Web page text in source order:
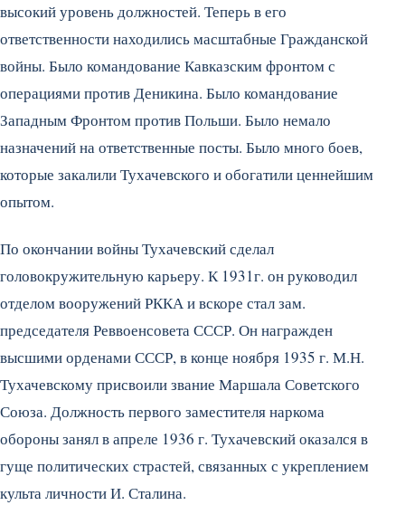
высокий уровень должностей. Теперь в его
ответственности находились масштабные Гражданской
войны. Было командование Кавказским фронтом с
операциями против Деникина. Было командование
Западным Фронтом против Польши. Было немало
назначений на ответственные посты. Было много боев,
которые закалили Тухачевского и обогатили ценнейшим
опытом.
По окончании войны Тухачевский сделал
головокружительную карьеру. К 1931г. он руководил
отделом вооружений РККА и вскоре стал зам.
председателя Реввоенсовета СССР. Он награжден
высшими орденами СССР, в конце ноября 1935 г. М.Н.
Тухачевскому присвоили звание Маршала Советского
Союза. Должность первого заместителя наркома
обороны занял в апреле 1936 г. Тухачевский оказался в
гуще политических страстей, связанных с укреплением
культа личности И. Сталина.